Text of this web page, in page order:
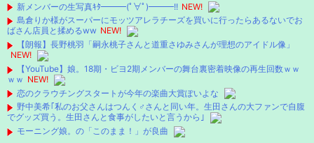
検索
新メンバーの生写真ｷﾀ━━━(ﾟ∀ﾟ)━━━!! NEW!
島倉りか様がスーパーにモッツアレラチーズを買いに行ったらあるないでお
ばさん店員と揉めるww NEW!
【朗報】長野桃羽「嗣永桃子さんと道重さゆみさんが理想のアイドル像」
NEW!
【YouTube】娘。18期・ビヨ2期メンバーの舞台裏密着映像の再生回数ｗｗ
ｗｗ NEW!
恋のクラウチングスタートが今年の楽曲大賞ぽいよな
野中美希｢私のお父さんはつんく♂さんと同い年。生田さんの大ファンで自腹
でグッズ買う。生田さんと食事がしたいと言うから｣
モーニング娘。の「このまま！」が良曲